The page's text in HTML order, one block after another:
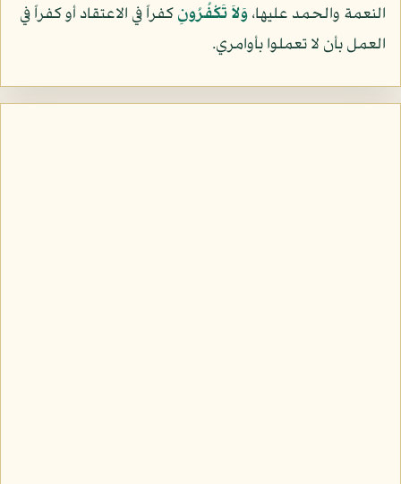
النعمة والحمد عليها،وَلاَ تَكْفُرُونِكفراً في الاعتقاد أو كفراً في
العمل بأن لا تعملوا بأوامري.